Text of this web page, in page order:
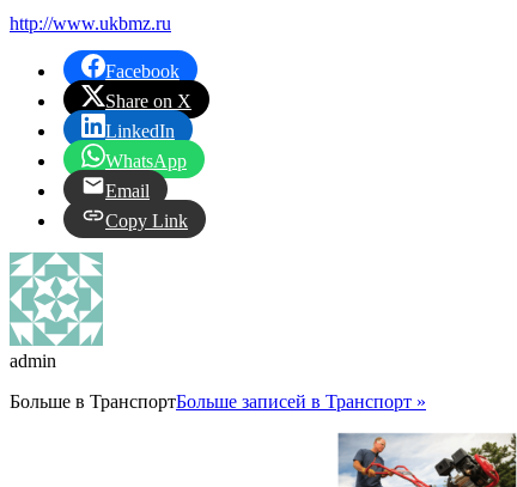
http://www.ukbmz.ru
Facebook
Share on X
LinkedIn
WhatsApp
Email
Copy Link
admin
Больше в ТранспортБольше записей в Транспорт »